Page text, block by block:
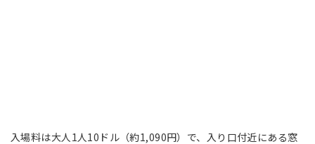
入場料は大人1人10ドル（約1,090円）で、入り口付近にある窓